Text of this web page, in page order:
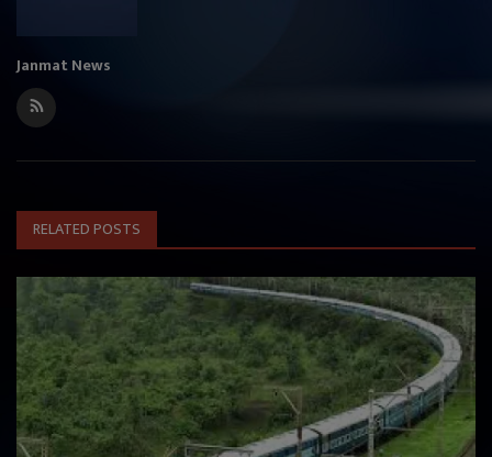
Janmat News
RELATED POSTS